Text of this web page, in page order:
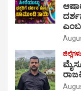
ಜಿಲ್ಲೆಗಳು